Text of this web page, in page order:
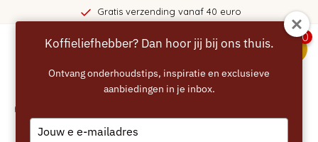
Gratis verzending vanaf 40 euro
0
Home
Koffieliefhebber? Dan hoor jij bij ons thuis.
Ontvang onderhoudstips, inspiratie en exclusieve
aanbiedingen in je inbox.
Type